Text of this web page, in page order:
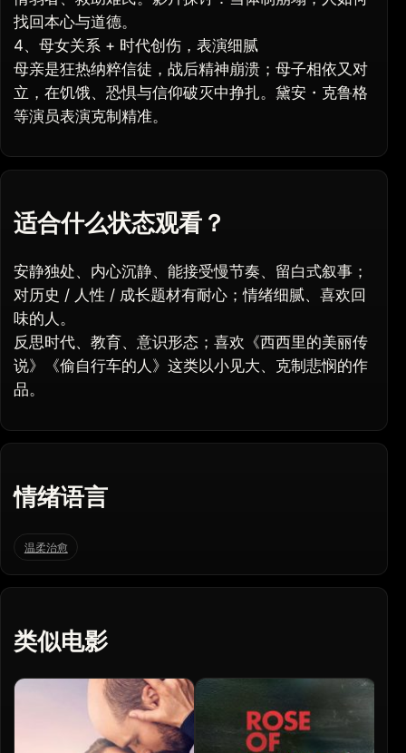
找回本心与道德。
4、母女关系 + 时代创伤，表演细腻
母亲是狂热纳粹信徒，战后精神崩溃；母子相依又对
立，在饥饿、恐惧与信仰破灭中挣扎。黛安・克鲁格
等演员表演克制精准。
适合什么状态观看？
安静独处、内心沉静、能接受慢节奏、留白式叙事；
对历史 / 人性 / 成长题材有耐心；情绪细腻、喜欢回
味的人。
反思时代、教育、意识形态；喜欢《西西里的美丽传
说》《偷自行车的人》这类以小见大、克制悲悯的作
品。
情绪语言
温柔治愈
类似电影